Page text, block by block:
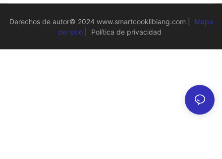
Derechos de autor© 2024 www.smartcooklibiang.com
Mapa
del sitio
Política de privacidad